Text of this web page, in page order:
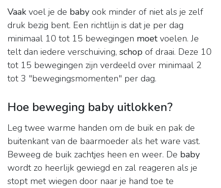
Vaak voel je de baby ook minder of niet als je zelf
druk bezig bent. Een richtlijn is dat je per dag
minimaal 10 tot 15 bewegingen moetvoelen. Je
telt dan iedere verschuiving, schop of draai. Deze 10
tot 15 bewegingen zijn verdeeld over minimaal 2
tot 3 "bewegingsmomenten" per dag.
Hoe beweging baby uitlokken?
Leg twee warme handen om de buik en pak de
buitenkant van de baarmoeder als het ware vast.
Beweeg de buik zachtjes heen en weer. De baby
wordt zo heerlijk gewiegd en zal reageren als je
stopt met wiegen door naar je hand toe te